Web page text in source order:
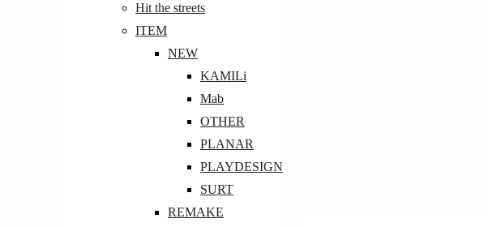
Hit the streets
ITEM
NEW
KAMILi
Mab
OTHER
PLANAR
PLAYDESIGN
SURT
REMAKE